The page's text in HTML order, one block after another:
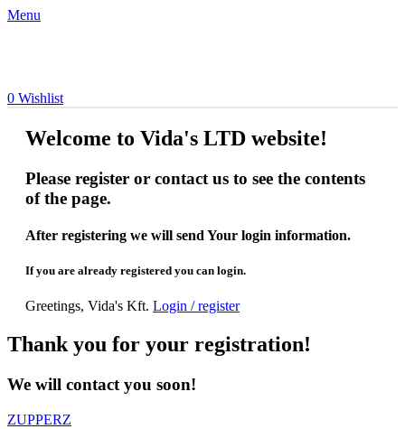
Menu
0 Wishlist
Welcome to Vida's LTD website!
Please register or contact us to see the contents
of the page.
After registering we will send Your login information.
If you are already registered you can login.
Greetings, Vida's Kft. Login / register
Thank you for your registration!
We will contact you soon!
ZUPPERZ